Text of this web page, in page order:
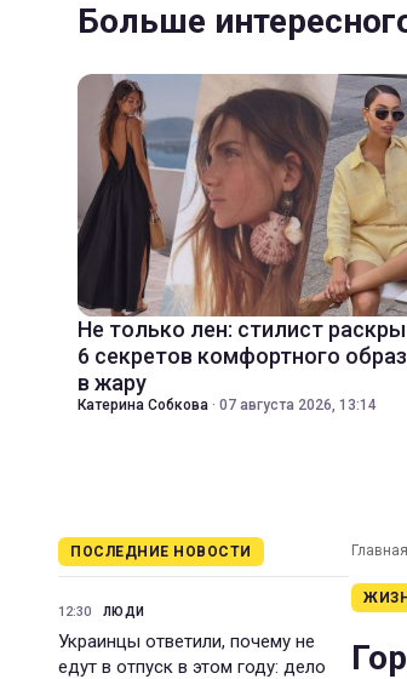
Больше
Не только лен: стилист
6 секретов комфортного
в жару
Катерина Собкова · 07 августа 2026, 13:14
ПОСЛЕДНИЕ НОВОСТИ
12:30 ЛЮДИ
Украинцы ответили, почему не
едут в отпуск в этом году: дело
Главная